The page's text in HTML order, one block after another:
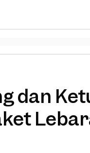
dan